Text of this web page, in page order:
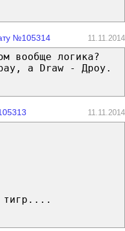
№105314 11.11.2014
вообще логика?
а Draw - Дроу.
11.11.2014
тигр....